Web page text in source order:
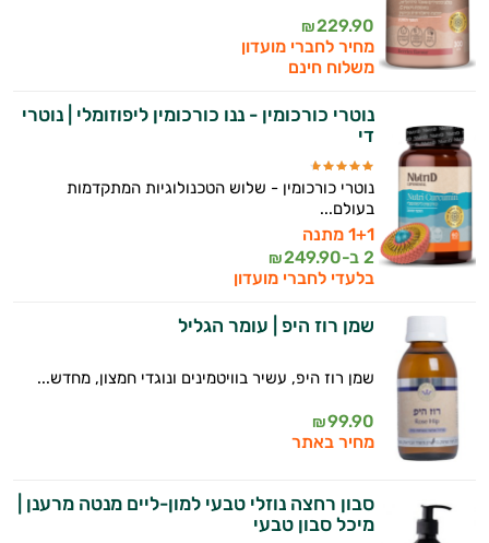
229.90
₪
מחיר לחברי מועדון
משלוח חינם
נוטרי כורכומין - ננו כורכומין ליפוזומלי | נוטרי
די
נוטרי כורכומין - שלוש הטכנולוגיות המתקדמות
בעולם...
1+1 מתנה
2 ב-
249.90
₪
בלעדי לחברי מועדון
שמן רוז היפ | עומר הגליל
שמן רוז היפ, עשיר בוויטמינים ונוגדי חמצון, מחדש...
99.90
₪
מחיר באתר
סבון רחצה נוזלי טבעי למון-ליים מנטה מרענן |
מיכל סבון טבעי